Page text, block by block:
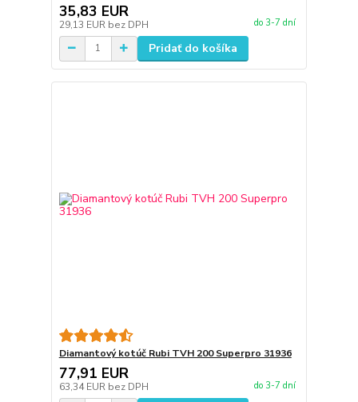
35,83 EUR
29,13 EUR bez DPH do 3-7 dní
Pridať do košíka
Diamantový kotúč Rubi TVH 200 Superpro 31936
77,91 EUR
63,34 EUR bez DPH do 3-7 dní